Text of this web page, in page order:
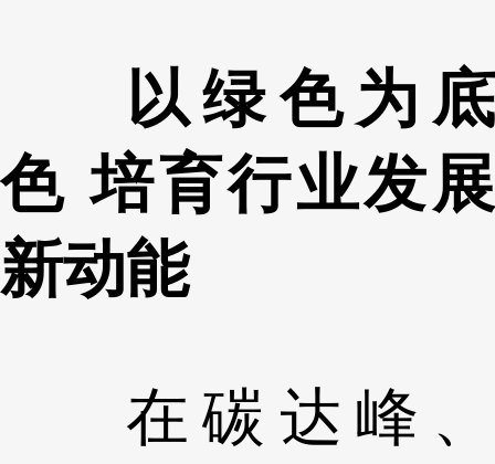
以绿色为底
色 培育行业发展
新动能
在碳达峰、